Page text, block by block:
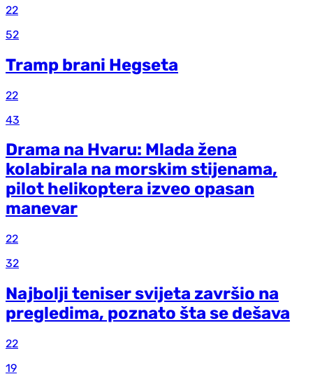
22
52
Tramp brani Hegseta
22
43
Drama na Hvaru: Mlada žena
kolabirala na morskim stijenama,
pilot helikoptera izveo opasan
manevar
22
32
Najbolji teniser svijeta završio na
pregledima, poznato šta se dešava
22
19